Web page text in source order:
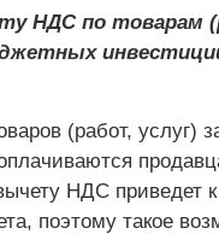
НДС по товарам
(работ, услуг)
НДС приведет к
поэтому такое